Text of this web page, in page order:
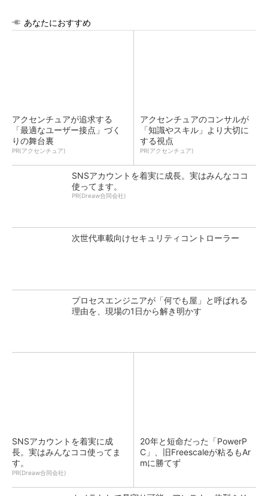
あなたにおすすめ
アクセンチュアが追求する
「最適なユーザー接点」づく
りの舞台裏
PR(アクセンチュア)
アクセンチュアのコンサルが
「知識やスキル」より大切に
する視点
PR(アクセンチュア)
SNSアカウントを着実に成長。実はみんなココ
使ってます。
PR(Dreaw合同会社)
次世代車載向けセキュリティコントローラー
プロセスエンジニアが「何でも屋」と呼ばれる
理由を、現場の1日から解き明かす
SNSアカウントを着実に成
長。実はみんなココ使ってま
す。
PR(Dreaw合同会社)
20年と短命だった「PowerP
C」、旧Freescaleが粘るもAr
mに勝てず